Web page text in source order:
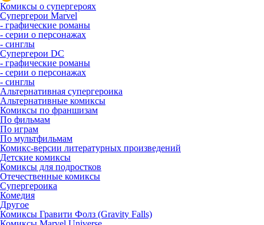
Комиксы о супергероях
Супергерои Marvel
- графические романы
- серии о персонажах
- синглы
Супергерои DC
- графические романы
- серии о персонажах
- синглы
Альтернативная супергероика
Альтернативные комиксы
Комиксы по франшизам
По фильмам
По играм
По мультфильмам
Комикс-версии литературных произведений
Детские комиксы
Комиксы для подростков
Отечественные комиксы
Супергероика
Комедия
Другое
Комиксы Гравити Фолз (Gravity Falls)